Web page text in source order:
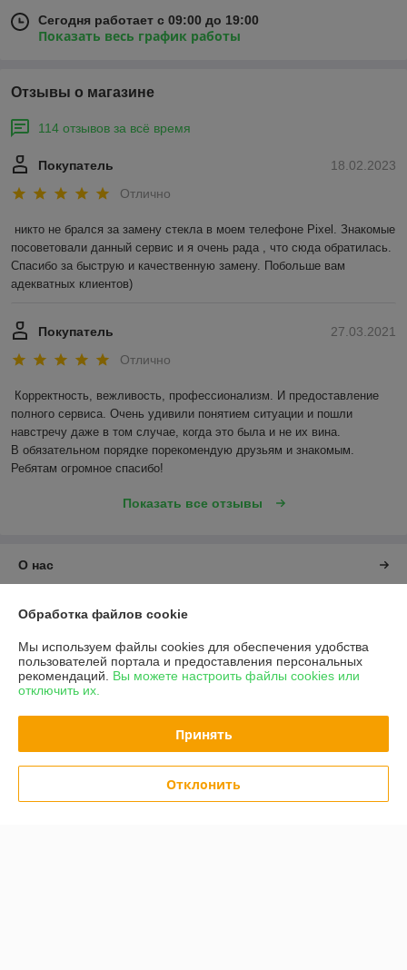
Сегодня работает с 09:00 до 19:00
Показать весь график работы
Отзывы о магазине
114 отзывов за всё время
18.02.2023
Покупатель
Отлично
никто не брался за замену стекла в моем телефоне Pixel. Знакомые
посоветовали данный сервис и я очень рада , что сюда обратилась.
Спасибо за быструю и качественную замену. Побольше вам
адекватных клиентов)
27.03.2021
Покупатель
Отлично
Корректность, вежливость, профессионализм. И предоставление
полного сервиса. Очень удивили понятием ситуации и пошли
навстречу даже в том случае, когда это была и не их вина.
В обязательном порядке порекомендую друзьям и знакомым.
Ребятам огромное спасибо!
Показать все отзывы
О нас
Контакты
Доставка и оплата
График работы
Политика обработки cookies
Обработка файлов cookie
Мы используем файлы cookies для обеспечения удобства
пользователей портала и предоставления персональных
рекомендаций. Вы можете настроить файлы cookies или
отключить их.
Принять
Отклонить